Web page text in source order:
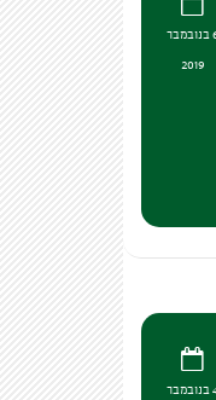
6 בנובמבר
2019
4 בנובמבר